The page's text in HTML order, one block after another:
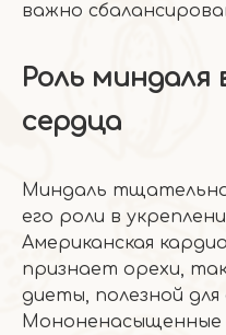
важно
Роль миндаля
сердца
Миндаль
его роли в
Американская
признает орехи,
диеты, полезной для
Мононенасыщенные